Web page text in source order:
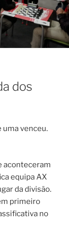
dos
uma venceu.
aconteceram
equipa AX
da divisão.
primeiro
no